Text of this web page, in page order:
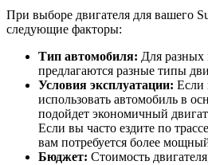
При выборе двигателя для вашего
следующие факторы:
Тип автомобиля: Для разных
предлагаются разные типы
Условия эксплуатации: Если
использовать автомобиль в
подойдет экономичный
Если вы часто ездите по
вам потребуется более
Бюджет: Стоимость